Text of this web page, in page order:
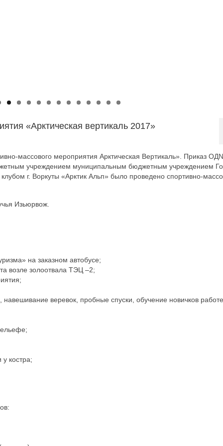
«Арктическая вертикаль 2017»
массового мероприятия Арктическая Вертикаль». Приказ
учреждением муниципальным бюджетным учреждением
г. Воркуты «Арктик Альп» было проведено спортивно-
Изьюрвож.
на заказном автобусе;
возле золоотвала ТЭЦ –2;
веревок, пробные спуски, обучение новичков
у костра;